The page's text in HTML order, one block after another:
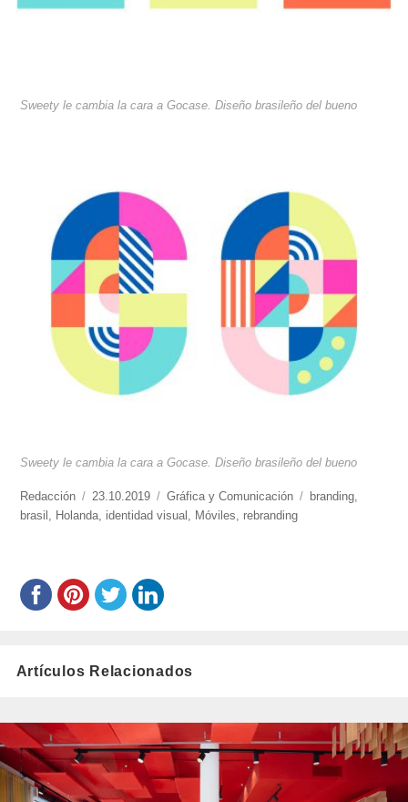
Sweety le cambia la cara a Gocase. Diseño brasileño del bueno
Sweety le cambia la cara a Gocase. Diseño brasileño del bueno
https://www.experimenta.es/author/redaccion/
Redacción
Publicado
el
23.10.2019 Categorías
Gráfica y Comunicación Etiquetas
branding,
brasil , Holanda, identidad visual , Móviles, rebranding
Artículos Relacionados